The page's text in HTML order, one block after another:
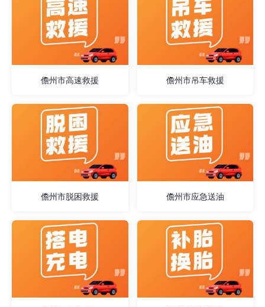
儋州市高速救援 儋州市吊车救援
儋州市脱困救援 儋州市应急送油